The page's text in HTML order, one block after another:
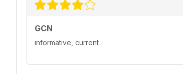
GCN
informative, current